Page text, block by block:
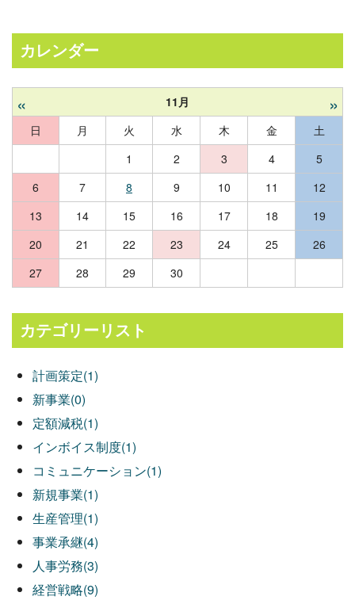
カレンダー
« 11月 »
日 月 火 水 木 金
土
1
2 3 4
5
6
7 8 9 10 11
12
13
14 15 16 17 18
19
20
21 22 23 24 25
26
27
28 29 30
カテゴリーリスト
計画策定(1)
新事業(0)
定額減税(1)
インボイス制度(1)
コミュニケーション(1)
新規事業(1)
生産管理(1)
事業承継(4)
人事労務(3)
経営戦略(9)